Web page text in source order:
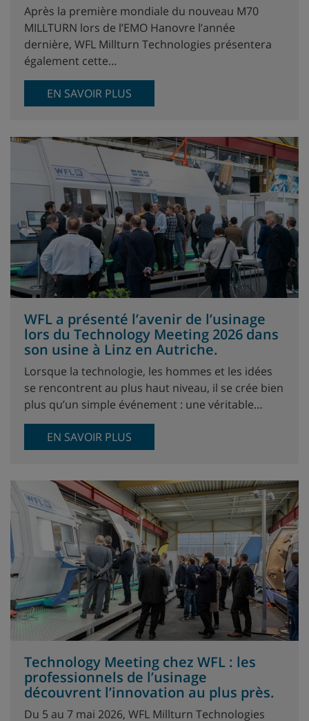
Après la première mondiale du nouveau M70
MILLTURN lors de l’EMO Hanovre l’année
dernière, WFL Millturn Technologies présentera
également cette…
EN SAVOIR PLUS
WFL a présenté l’avenir de l’usinage
lors du Technology Meeting 2026 dans
son usine à Linz en Autriche.
Lorsque la technologie, les hommes et les idées
se rencontrent au plus haut niveau, il se crée bien
plus qu’un simple événement : une véritable…
EN SAVOIR PLUS
Technology Meeting chez WFL : les
professionnels de l’usinage
découvrent l’innovation au plus près.
Du 5 au 7 mai 2026, WFL Millturn Technologies